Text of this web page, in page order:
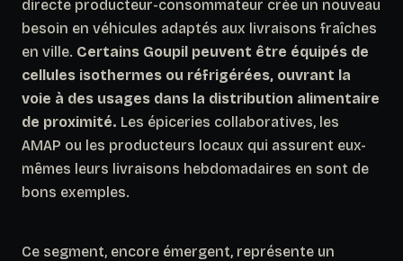
directe producteur-consommateur crée un nouveau
besoin en véhicules adaptés aux livraisons fraîches
en ville. Certains Goupil peuvent être équipés de
cellules isothermes ou réfrigérées, ouvrant la
voie à des usages dans la distribution alimentaire
de proximité. Les épiceries collaboratives, les
AMAP ou les producteurs locaux qui assurent eux-
mêmes leurs livraisons hebdomadaires en sont de
bons exemples.
Ce segment, encore émergent, représente un